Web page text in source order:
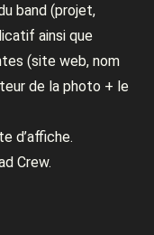
band (projet,
ainsi que
(site web, nom
de la photo + le
d’affiche.
Crew.